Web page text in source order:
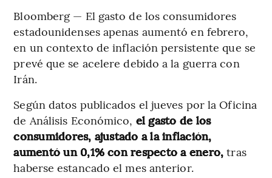
Bloomberg — El gasto de los consumidores
estadounidenses apenas aumentó en febrero,
en un contexto de inflación persistente que se
prevé que se acelere debido a la guerra con
Irán.
Según datos publicados el jueves por la Oficina
de Análisis Económico, el gasto de los
consumidores, ajustado a la inflación,
aumentó un 0,1% con respecto a enero, tras
haberse estancado el mes anterior.